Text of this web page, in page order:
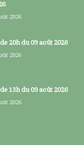
2026
20h du 09 août 2026
2026
13h du 09 août 2026
2026